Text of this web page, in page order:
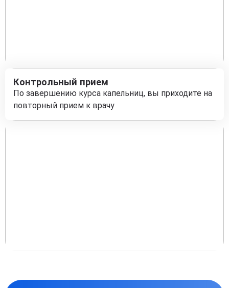
Контрольный прием
По завершению курса капельниц, вы приходите на
повторный прием к врачу